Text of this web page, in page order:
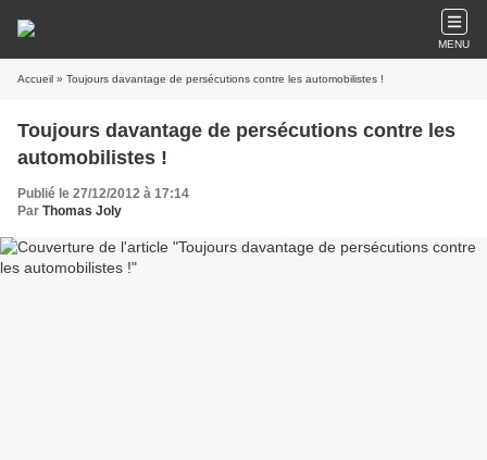
MENU
Accueil » Toujours davantage de persécutions contre les automobilistes !
Toujours davantage de persécutions contre les
automobilistes !
Publié le 27/12/2012 à 17:14
Par Thomas Joly